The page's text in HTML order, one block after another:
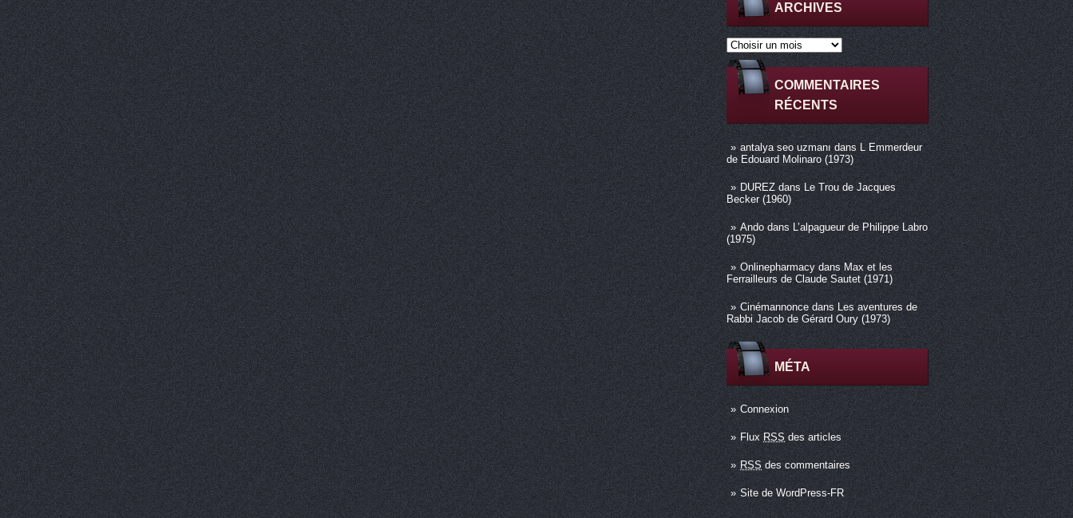
ARCHIVES
COMMENTAIRES
RÉCENTS
antalya seo uzmanıdans L Emmerdeur
de Edouard Molinaro (1973)
DUREZdans Le Trou de Jacques
Becker (1960)
Andodans L’alpagueur de Philippe Labro
(1975)
Onlinepharmacy dansMax et les
Ferrailleurs de Claude Sautet (1971)
Cinémannonce dansLes aventures de
Rabbi Jacob de Gérard Oury (1973)
MÉTA
Connexion
Flux RSS des articles
RSSdes commentaires
Site de WordPress-FR